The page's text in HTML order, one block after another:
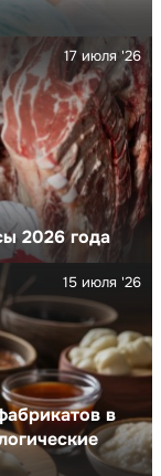
2026 года
17 июля '26
в
15 июля '26